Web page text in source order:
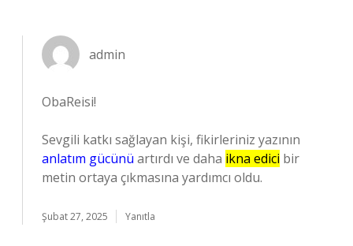
admin
ObaReisi!
Sevgili katkı sağlayan kişi, fikirleriniz yazının
anlatım gücünü artırdı ve daha ikna edici bir
metin ortaya çıkmasına yardımcı oldu.
Şubat 27, 2025 Yanıtla